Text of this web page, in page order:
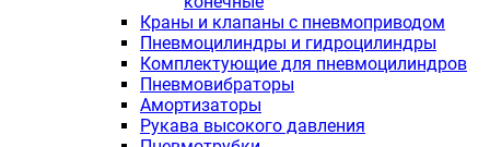
Краны и клапаны с пневмоприводом
Пневмоцилиндры и гидроцилиндры
Комплектующие для пневмоцилиндров
Пневмовибраторы
Амортизаторы
Рукава высокого давления